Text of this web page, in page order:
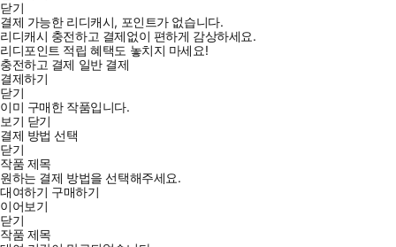
닫기
결제 가능한 리디캐시, 포인트가 없습니다.
리디캐시 충전하고 결제없이 편하게 감상하세요.
리디포인트 적립 혜택도 놓치지 마세요!
충전하고 결제 일반 결제
결제하기
닫기
이미 구매한 작품입니다.
보기 닫기
결제 방법 선택
닫기
작품 제목
원하는 결제 방법을 선택해주세요.
대여하기 구매하기
이어보기
닫기
작품 제목